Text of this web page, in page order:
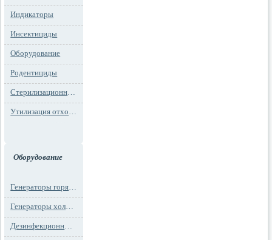
Индикаторы
Инсектициды
Оборудование
Родентициды
Стерилизационная упаковка
Утилизация отходов
Оборудование
Генераторы горячего тумана
Генераторы холодного тумана
Дезинфекционные установки